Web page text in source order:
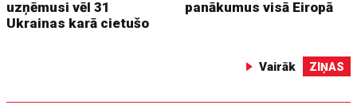
uzņēmusi vēl 31
Ukrainas karā cietušo
panākumus visā Eiropā
Vairāk ZIŅAS